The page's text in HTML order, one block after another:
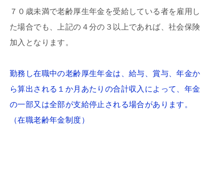
７０歳未満で老齢厚生年金を受給している者を雇用し
た場合でも、上記の４分の３以上であれば、社会保険
加入となります。
勤務し在職中の老齢厚生年金は、給与、賞与、年金か
ら算出される１か月あたりの合計収入によって、年金
の一部又は全部が支給停止される場合があります。
（在職老齢年金制度）